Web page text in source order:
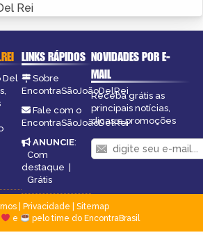
Rei
Del
LINKS RÁPIDOS
Sobre
EncontraSãoJoãoDelRei
Fale com o
EncontraSãoJoãoDelRei
ANUNCIE:
Com
destaque |
Grátis
NOVIDADES POR E-
MAIL
Receba grátis as
principais notícias,
dicas e promoções
| Privacidade
Sitemap
e pelo time do EncontraBrasil